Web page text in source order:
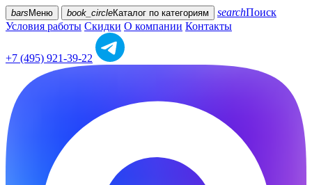
bars Меню book_circleКаталог по категориям searchПоиск
Условия работы Скидки О компании Контакты
+7 (495) 921-39-22